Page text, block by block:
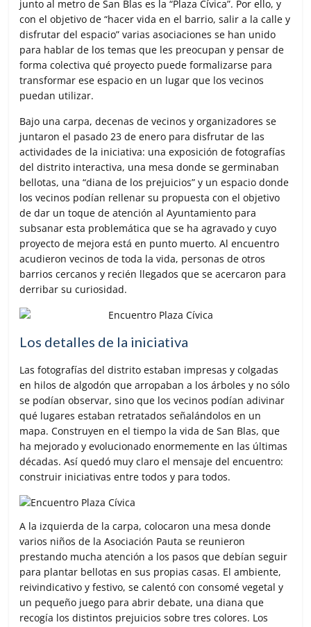
junto al metro de San Blas es la “Plaza Cívica”. Por ello, y
con el objetivo de “hacer vida en el barrio, salir a la calle y
disfrutar del espacio” varias asociaciones se han unido
para hablar de los temas que les preocupan y pensar de
forma colectiva qué proyecto puede formalizarse para
transformar ese espacio en un lugar que los vecinos
puedan utilizar.
Bajo una carpa, decenas de vecinos y organizadores se
juntaron el pasado 23 de enero para disfrutar de las
actividades de la iniciativa: una exposición de fotografías
del distrito interactiva, una mesa donde se germinaban
bellotas, una “diana de los prejuicios” y un espacio donde
los vecinos podían rellenar su propuesta con el objetivo
de dar un toque de atención al Ayuntamiento para
subsanar esta problemática que se ha agravado y cuyo
proyecto de mejora está en punto muerto. Al encuentro
acudieron vecinos de toda la vida, personas de otros
barrios cercanos y recién llegados que se acercaron para
derribar su curiosidad.
Los detalles de la iniciativa
Las fotografías del distrito estaban impresas y colgadas
en hilos de algodón que arropaban a los árboles y no sólo
se podían observar, sino que los vecinos podían adivinar
qué lugares estaban retratados señalándolos en un
mapa. Construyen en el tiempo la vida de San Blas, que
ha mejorado y evolucionado enormemente en las últimas
décadas. Así quedó muy claro el mensaje del encuentro:
construir iniciativas entre todos y para todos.
A la izquierda de la carpa, colocaron una mesa donde
varios niños de la Asociación Pauta se reunieron
prestando mucha atención a los pasos que debían seguir
para plantar bellotas en sus propias casas. El ambiente,
reivindicativo y festivo, se calentó con consomé vegetal y
un pequeño juego para abrir debate, una diana que
recogía los distintos prejuicios sobre tres colores. Los